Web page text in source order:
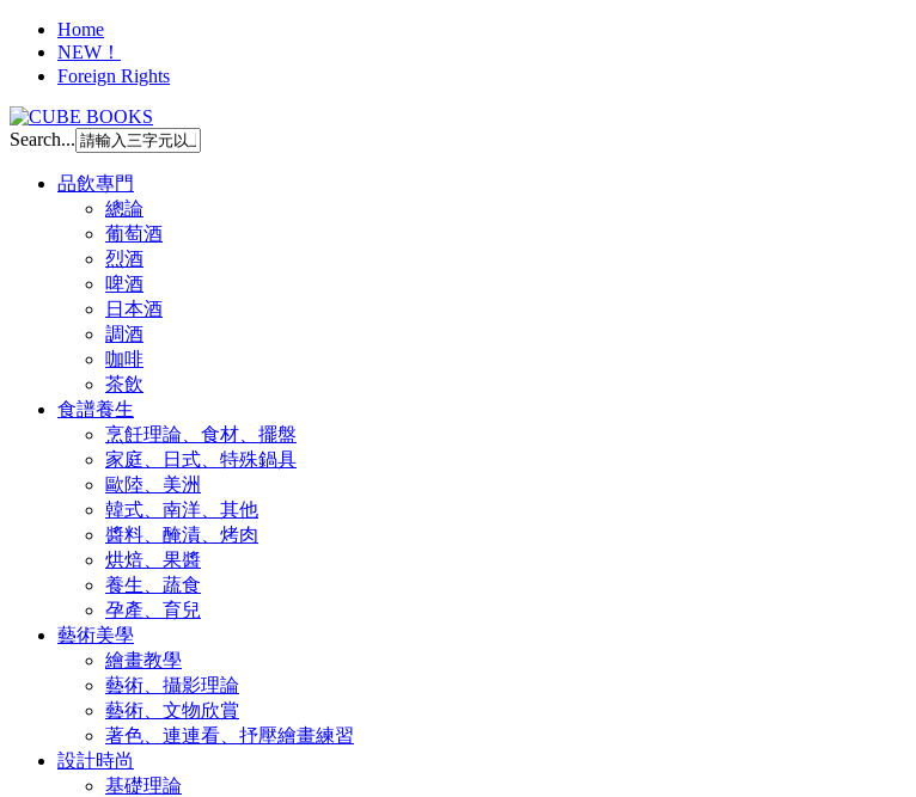
Home
NEW！
Foreign Rights
Search...
品飲專門
總論
葡萄酒
烈酒
啤酒
日本酒
調酒
咖啡
茶飲
食譜養生
烹飪理論、食材、擺盤
家庭、日式、特殊鍋具
歐陸、美洲
韓式、南洋、其他
醬料、醃漬、烤肉
烘焙、果醬
養生、蔬食
孕產、育兒
藝術美學
繪畫教學
藝術、攝影理論
藝術、文物欣賞
著色、連連看、抒壓繪畫練習
設計時尚
基礎理論